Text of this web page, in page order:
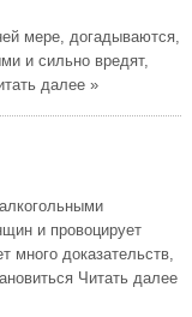
мере, догадываются,
и сильно вредят,
далее »
и провоцирует
много доказательств,
Читать далее